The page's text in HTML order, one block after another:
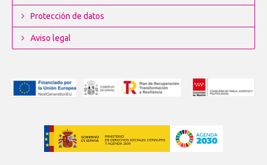
Protección de datos
Aviso legal